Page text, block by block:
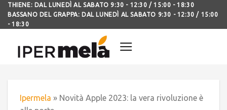
THIENE: DAL LUNEDÌ AL SABATO 9:30 - 12:30 / 15:00 - 18:30
BASSANO DEL GRAPPA: DAL LUNEDÌ AL SABATO 9:30 - 12:30 / 15:00
- 18:30
Ipermela » Novità Apple 2023: la vera rivoluzione è